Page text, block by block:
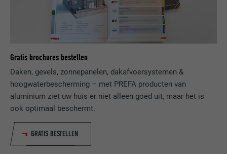
Gratis brochures bestellen
Daken, gevels, zonnepanelen, dakafvoersystemen &
hoogwaterbescherming – met PREFA producten van
aluminium ziet uw huis er niet alleen goed uit, maar het is
ook optimaal beschermt.
GRATIS BESTELLEN
AANBIEDER LinkedIn
VERVALTIJD 29 dagen
DOEL
websites te volgen, om op basis van de
voorkeuren van de bezoeker relevante
reclame te presenteren.
NAAM lidc